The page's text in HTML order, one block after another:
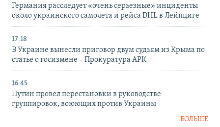
Германия расследует «очень серьезные» инциденты
около украинского самолета и рейса DHL в Лейпциге
17:18
В Украине вынесли приговор двум судьям из Крыма по
статье о госизмене – Прокуратура АРК
16:45
Путин провел перестановки в руководстве
группировок, воюющих против Украины
БОЛЬШЕ